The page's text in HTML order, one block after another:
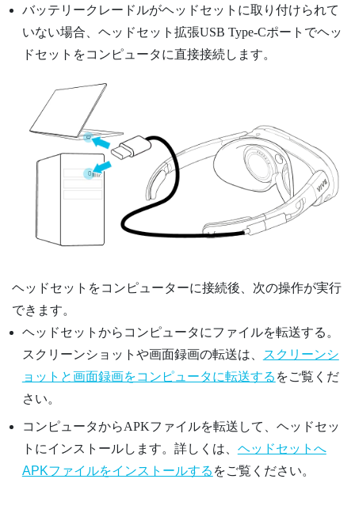
バッテリークレードルがヘッドセットに取り付けられて
いない場合、ヘッドセット拡張USB Type-Cポートでヘッ
ドセットをコンピュータに直接接続します。
ヘッドセットをコンピューターに接続後、次の操作が実行
できます。
ヘッドセットからコンピュータにファイルを転送する。
スクリーンショットや画面録画の転送は、 スクリーンシ
ョットと画面録画をコンピュータに転送する をご覧くだ
さい。
コンピュータからAPKファイルを転送して、ヘッドセッ
トにインストールします。詳しくは、 ヘッドセットへ
APKファイルをインストールする をご覧ください。